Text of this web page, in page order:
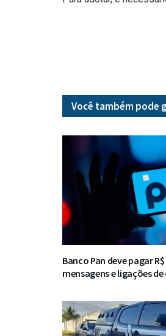
Você também pode
Banco Pan deve pagar
mensagens e ligações